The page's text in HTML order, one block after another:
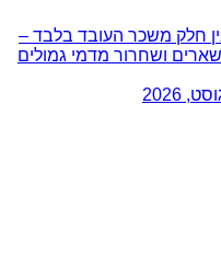
חלק משכר העובד בלבד –
ושחרור מדמי גמולים